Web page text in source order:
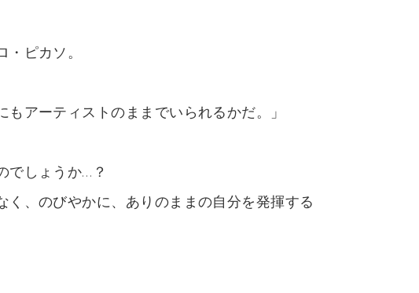
ピカソ。
アーティストのままでいられるかだ。」
でしょうか…？
、のびやかに、ありのままの自分を発揮する